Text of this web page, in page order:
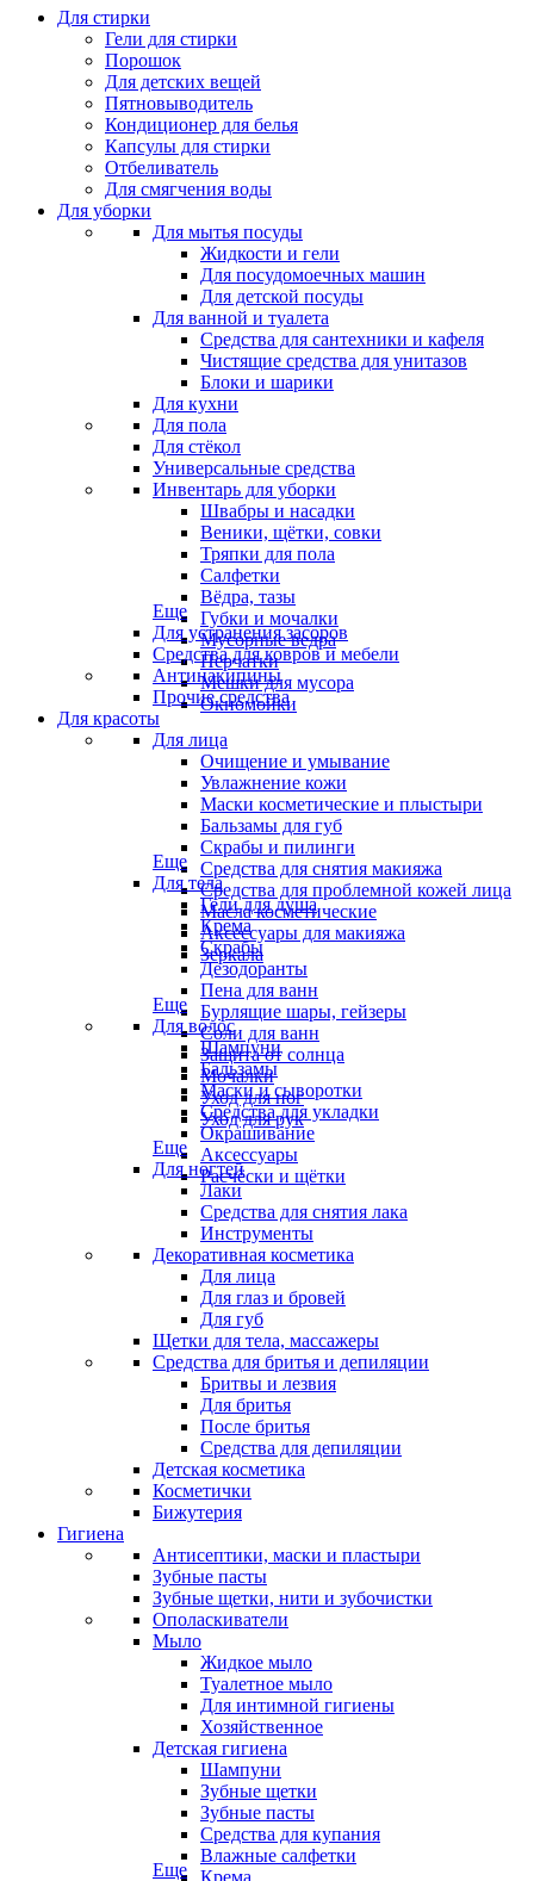
Для стирки
Гели для стирки
Порошок
Для детских вещей
Пятновыводитель
Кондиционер для белья
Капсулы для стирки
Отбеливатель
Для смягчения воды
Для уборки
Для мытья посуды
Жидкости и гели
Для посудомоечных машин
Для детской посуды
Для ванной и туалета
Средства для сантехники и кафеля
Чистящие средства для унитазов
Блоки и шарики
Для кухни
Для пола
Для стёкол
Универсальные средства
Инвентарь для уборки
Швабры и насадки
Веники, щётки, совки
Тряпки для пола
Салфетки
Вёдра, тазы
Губки и мочалки
Мусорные ведра
Перчатки
Мешки для мусора
Окномойки
Еще
Для устранения засоров
Средства для ковров и мебели
Антинакипины
Прочие средства
Для красоты
Для лица
Очищение и умывание
Увлажнение кожи
Маски косметические и плыстыри
Бальзамы для губ
Скрабы и пилинги
Средства для снятия макияжа
Средства для проблемной кожей лица
Масла косметические
Аксессуары для макияжа
Зеркала
Еще
Для тела
Гели для душа
Крема
Скрабы
Дезодоранты
Пена для ванн
Бурлящие шары, гейзеры
Соли для ванн
Защита от солнца
Мочалки
Уход для ног
Уход для рук
Еще
Для волос
Шампуни
Бальзамы
Маски и сыворотки
Средства для укладки
Окрашивание
Аксессуары
Расчёски и щётки
Еще
Для ногтей
Лаки
Средства для снятия лака
Инструменты
Декоративная косметика
Для лица
Для глаз и бровей
Для губ
Щетки для тела, массажеры
Средства для бритья и депиляции
Бритвы и лезвия
Для бритья
После бритья
Средства для депиляции
Детская косметика
Косметички
Бижутерия
Гигиена
Антисептики, маски и пластыри
Зубные пасты
Зубные щетки, нити и зубочистки
Ополаскиватели
Мыло
Жидкое мыло
Туалетное мыло
Для интимной гигиены
Хозяйственное
Детская гигиена
Шампуни
Зубные щетки
Зубные пасты
Средства для купания
Влажные салфетки
Крема
Еще